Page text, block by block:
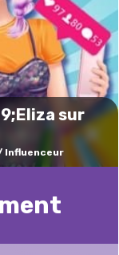
sur
Influenceur